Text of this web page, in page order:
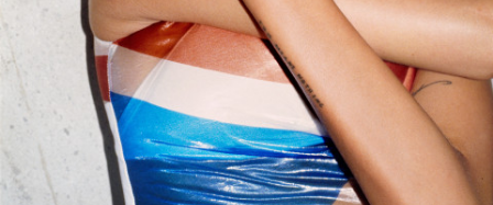
"Radical Optimism" Albumcover